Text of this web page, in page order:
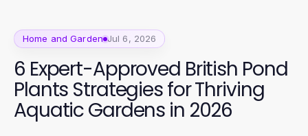
Home and Garden Jul 6, 2026
6 Expert-Approved British Pond
Plants Strategies for Thriving
Aquatic Gardens in 2026